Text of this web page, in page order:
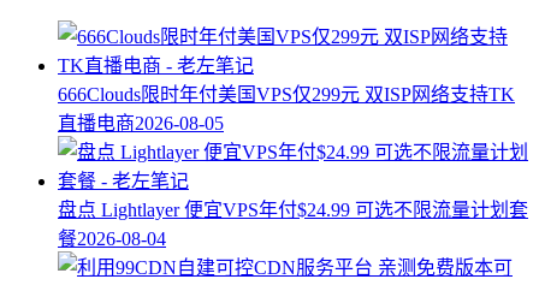
666Clouds限时年付美国VPS仅299元 双ISP网络支持TK
直播电商2026-08-05
盘点 Lightlayer 便宜VPS年付$24.99 可选不限流量计划套
餐2026-08-04